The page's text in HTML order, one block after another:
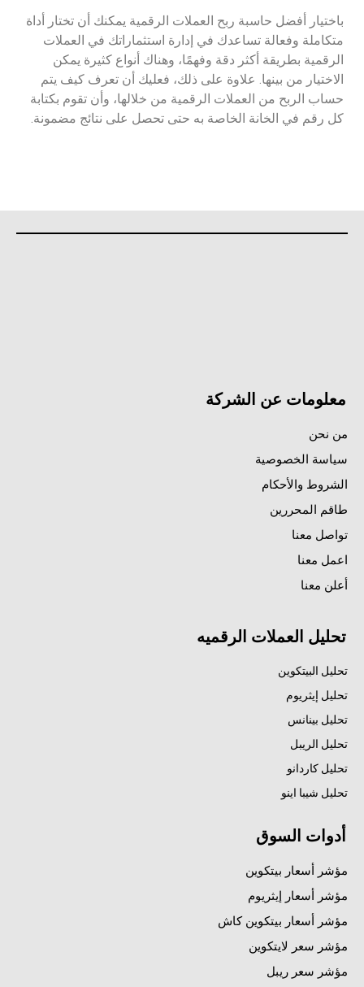
باختيار أفضل حاسبة ربح العملات الرقمية يمكنك أن تختار أداة
متكاملة وفعالة تساعدك في إدارة استثماراتك في العملات
الرقمية بطريقة أكثر دقة وفهمًا، وهناك أنواع كثيرة يمكن
الاختيار من بينها. علاوة على ذلك، فعليك أن تعرف كيف يتم
حساب الربح من العملات الرقمية من خلالها، وأن تقوم بكتابة
كل رقم في الخانة الخاصة به حتى تحصل على نتائج مضمونة.
معلومات عن الشركة
من نحن
سياسة الخصوصية
الشروط والأحكام
طاقم المحررين
تواصل معنا
اعمل معنا
أعلن معنا
تحليل العملات الرقميه
تحليل البيتكوين
تحليل إيثريوم
تحليل بينانس
تحليل الريبل
تحليل كاردانو
تحليل شيبا اينو
أدوات السوق
مؤشر أسعار بيتكوين
مؤشر أسعار إيثريوم
مؤشر أسعار بيتكوين كاش
مؤشر سعر لايتكوين
مؤشر سعر ريبل